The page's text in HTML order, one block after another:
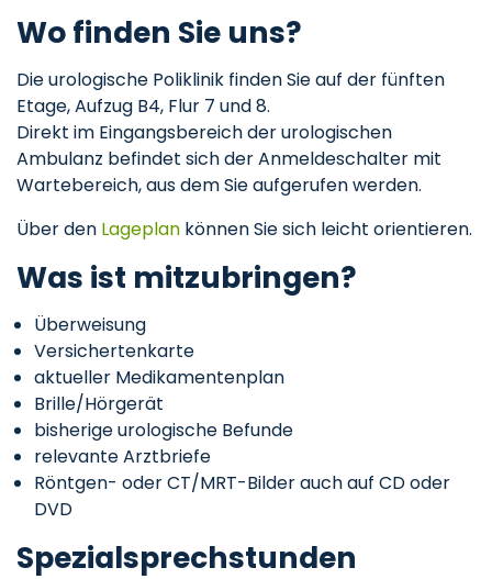
Wo finden Sie uns?
Die urologische Poliklinik finden Sie auf der fünften
Etage, Aufzug B4, Flur 7 und 8.
Direkt im Eingangsbereich der urologischen
Ambulanz befindet sich der Anmeldeschalter mit
Wartebereich, aus dem Sie aufgerufen werden.
Über den Lageplan können Sie sich leicht orientieren.
Was ist mitzubringen?
Überweisung
Versichertenkarte
aktueller Medikamentenplan
Brille/Hörgerät
bisherige urologische Befunde
relevante Arztbriefe
Röntgen- oder CT/MRT-Bilder auch auf CD oder
DVD
Spezialsprechstunden